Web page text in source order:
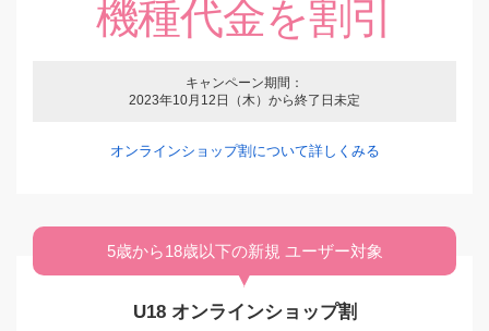
他社（MNP）・LINEモバイルから
のりかえの場合
（オンラインショップ割適用時）
17,136
ワイモバイル・LINEMOから
27,144
購入する
その他の機種を購入する
他社（MNP）・LINEモバイルから
のりかえの場合
（オンラインショップ割適用時）
1,440円
ワイモバイル・LINEMOから
11,448
購入する
その他の機種を購入する
機種代金を割引
キャンペーン期間：
2023年10月12日（木）から終了日未定
オンラインショップ割について詳しくみる
5歳から18歳以下の新規 ユーザー対象
U18 オンラインショップ割